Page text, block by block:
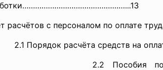
расчётов с персоналом по оплате
расчёта средств на
Пособия по временной